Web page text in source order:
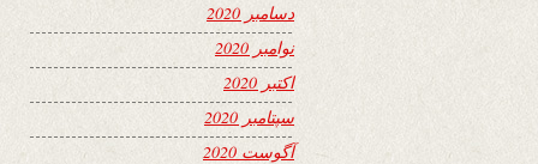
دسامبر 2020
نوامبر 2020
اکتبر 2020
سپتامبر 2020
آگوست 2020